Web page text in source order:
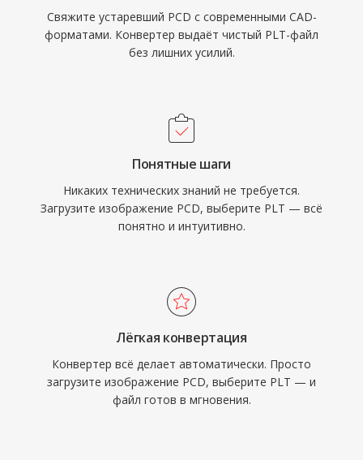
Свяжите устаревший PCD с современными CAD-
форматами. Конвертер выдаёт чистый PLT-файл
без лишних усилий.
Понятные шаги
Никаких технических знаний не требуется.
Загрузите изображение PCD, выберите PLT — всё
понятно и интуитивно.
Лёгкая конвертация
Конвертер всё делает автоматически. Просто
загрузите изображение PCD, выберите PLT — и
файл готов в мгновения.